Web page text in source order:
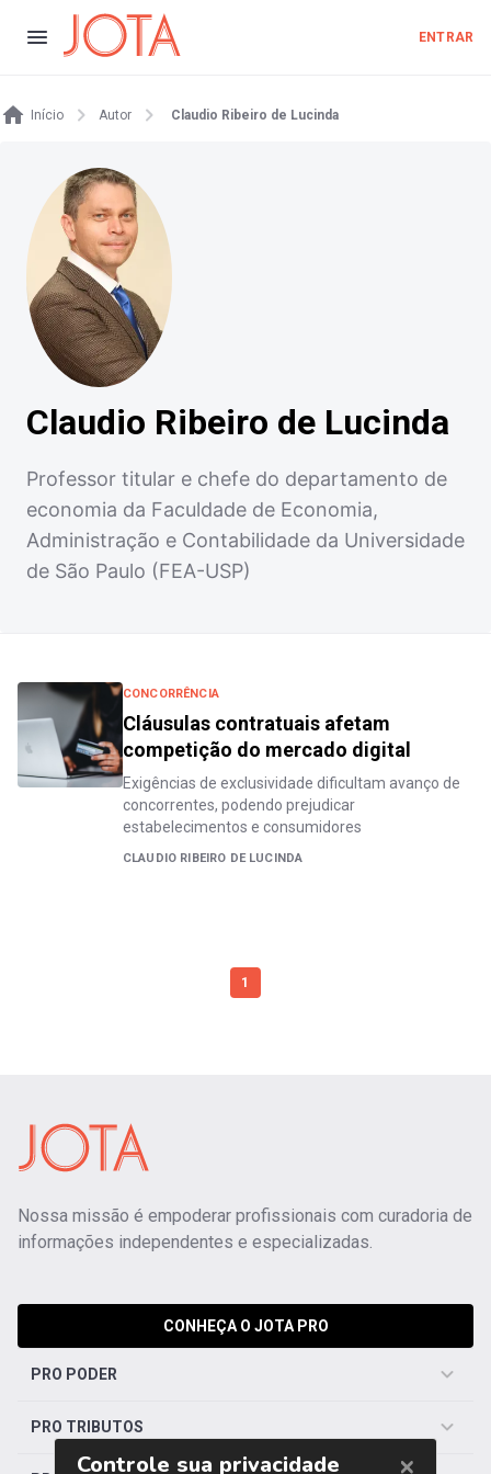
ENTRAR
Início Autor Claudio Ribeiro de Lucinda
Claudio Ribeiro de Lucinda
Professor titular e chefe do departamento de
economia da Faculdade de Economia,
Administração e Contabilidade da Universidade
de São Paulo (FEA-USP)
CONCORRÊNCIA
Cláusulas contratuais afetam
competição do mercado digital
Exigências de exclusividade dificultam avanço de
concorrentes, podendo prejudicar
estabelecimentos e consumidores
CLAUDIO RIBEIRO DE LUCINDA
1
Nossa missão é empoderar profissionais com curadoria de
informações independentes e especializadas.
CONHEÇA O JOTA PRO
PRO PODER
PRO TRIBUTOS